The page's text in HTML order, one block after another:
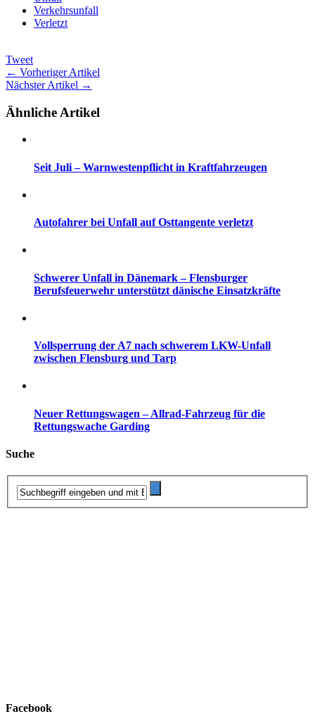
Verkehrsunfall
Verletzt
Tweet
← Vorheriger Artikel
Nächster Artikel →
Ähnliche Artikel
Seit Juli – Warnwestenpflicht in Kraftfahrzeugen
Autofahrer bei Unfall auf Osttangente verletzt
Schwerer Unfall in Dänemark – Flensburger
Berufsfeuerwehr unterstützt dänische Einsatzkräfte
Vollsperrung der A7 nach schwerem LKW-Unfall
zwischen Flensburg und Tarp
Neuer Rettungswagen – Allrad-Fahrzeug für die
Rettungswache Garding
Suche
Facebook